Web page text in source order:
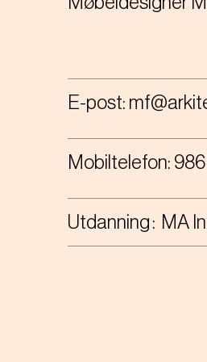
E-post:
Mobiltelefon:
Utdanning MA